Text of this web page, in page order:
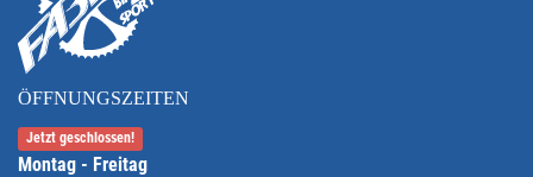
ÖFFNUNGSZEITEN
Jetzt geschlossen!
Montag - Freitag